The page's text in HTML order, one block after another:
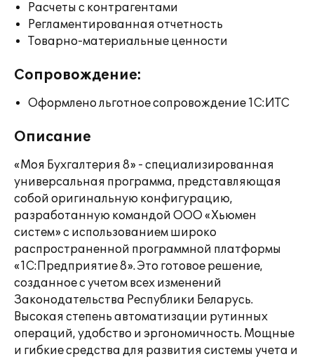
Расчеты с контрагентами
Регламентированная отчетность
Товарно-материальные ценности
Сопровождение:
Оформлено льготное сопровождение 1С:ИТС
Описание
«Моя Бухгалтерия 8» - специализированная
универсальная программа, представляющая
собой оригинальную конфигурацию,
разработанную командой ООО «Хьюмен
систем» с использованием широко
распространенной программной платформы
«1С:Предприятие 8». Это готовое решение,
созданное с учетом всех изменений
Законодательства Республики Беларусь.
Высокая степень автоматизации рутинных
операций, удобство и эргономичность. Мощные
и гибкие средства для развития системы учета и